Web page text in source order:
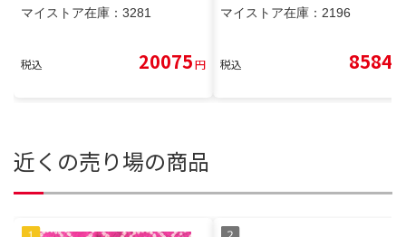
マイストア在庫： 3281
税込 20075円
マイストア在庫： 2196
税込 8584
近くの売り場の商品